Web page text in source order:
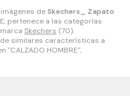
deSkechers_ Zapato
pertenece a las categorías
Skechers (70).
similares características a
"CALZADO HOMBRE",